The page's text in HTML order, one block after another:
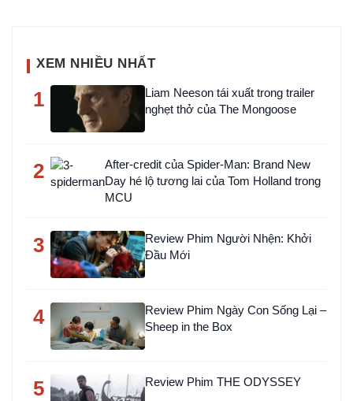
XEM NHIỀU NHẤT
1
Liam Neeson tái xuất trong trailer
nghẹt thở của The Mongoose
2
After-credit của Spider-Man: Brand New
Day hé lộ tương lai của Tom Holland trong
MCU
3
Review Phim Người Nhện: Khởi
Đầu Mới
4
Review Phim Ngày Con Sống Lại –
Sheep in the Box
5 Review Phim THE ODYSSEY